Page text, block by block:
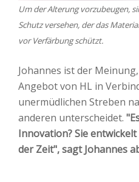
Um der Alterung vorzubeugen,
Schutz versehen, der das
vor Verfärbung schützt.
Johannes ist der
Angebot von HL in
unermüdlichen Streben
anderen unterscheidet.
Innovation? Sie
der Zeit", sagt Johannes